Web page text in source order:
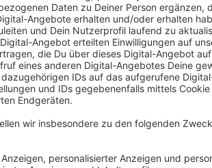
Die Plattform gehört zur schon
werden, die Geno vermittelt sie dann an
Geno-Angebot an den Start gehen. Für die
Helfer oder Hilfe suchende jährlich 40 Euro
sechs Euro davon gehen an die Helfer.
Anzeige